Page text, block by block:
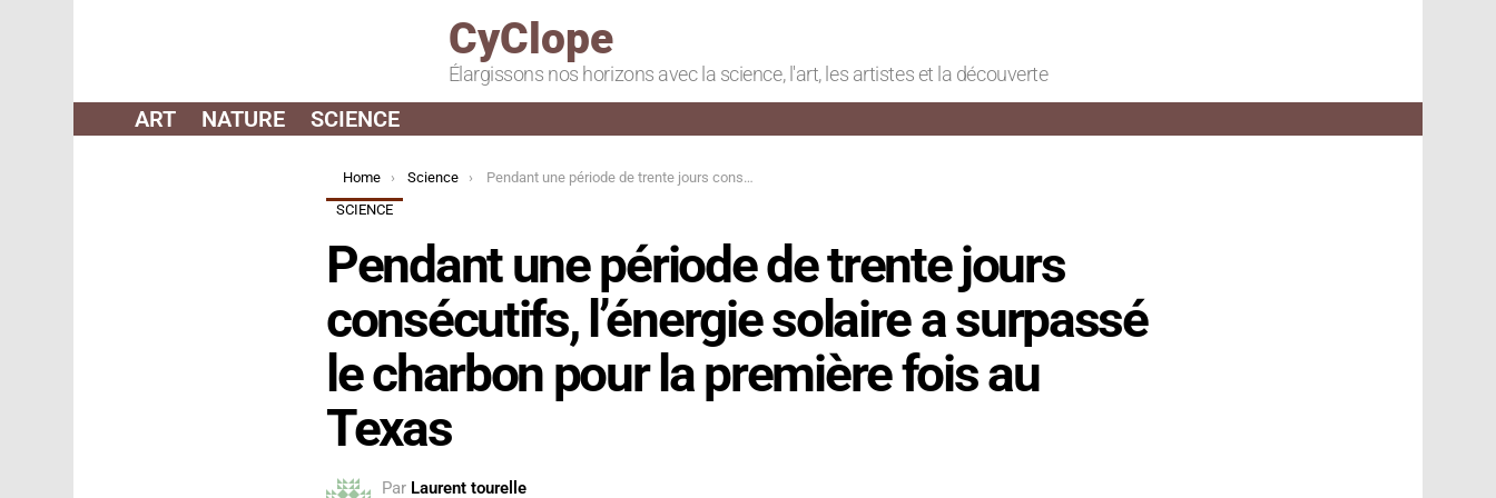
CyClope
Élargissons nos horizons avec la science, l'art, les artistes et la découverte
ART NATURE SCIENCE
You are here:
Home Science
Pendant une période de trente jours consécutifs, l’énergie solaire a surpassé le charbon pour la première fois au Texas
SCIENCE
Pendant une période de trente jours
consécutifs, l’énergie solaire a surpassé
le charbon pour la première fois au
Texas
Par Laurent tourelle